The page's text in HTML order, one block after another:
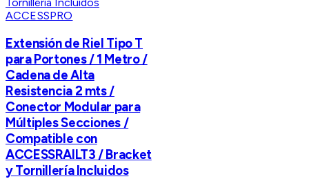
ACCESSPRO
Extensión de Riel Tipo T
para Portones / 1 Metro /
Cadena de Alta
Resistencia 2 mts /
Conector Modular para
Múltiples Secciones /
Compatible con
ACCESSRAILT3 / Bracket
y Tornillería Incluidos